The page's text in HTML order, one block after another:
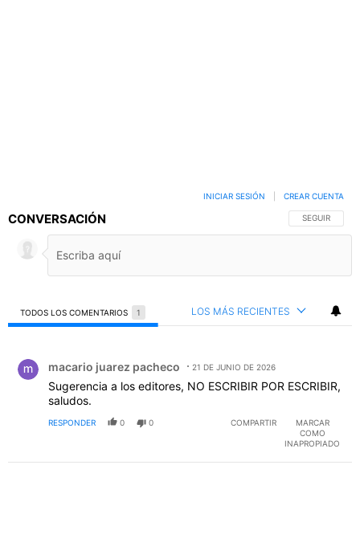
CONVERSACIÓN SIGA ESTA
SEGUIR
INICIAR SESIÓN CREAR CUENTA
TODOS LOS COMENTARIOS 1 LOS MÁS RECIENTES
macario juarez pacheco 21 DE JUNIO DE 2026
Sugerencia a los editores, NO ESCRIBIR POR ESCRIBIR,
saludos.
RESPONDER 0 0 COMPARTIR
MARCAR
COMO
INAPROPIADO